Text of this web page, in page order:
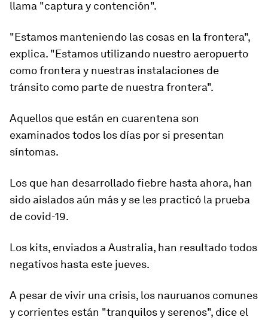
llama "captura y contención".
"Estamos manteniendo las cosas en la frontera",
explica. "Estamos utilizando nuestro aeropuerto
como frontera y nuestras instalaciones de
tránsito como parte de nuestra frontera".
Aquellos que están en cuarentena son
examinados todos los días ​​por si presentan
síntomas.
Los que han desarrollado fiebre hasta ahora, han
sido aislados aún más y se les practicó la prueba
de covid-19.
Los kits, enviados a Australia, han resultado todos
negativos hasta este jueves.
A pesar de vivir una crisis, los nauruanos comunes
y corrientes están "tranquilos y serenos", dice el